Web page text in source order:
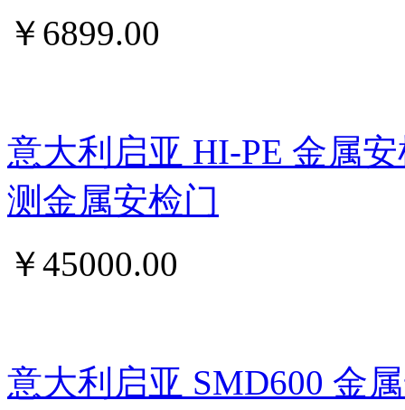
￥ 6899.00
意大利启亚 HI-PE 金属
测金属安检门
￥45000.00
意大利启亚 SMD600 金